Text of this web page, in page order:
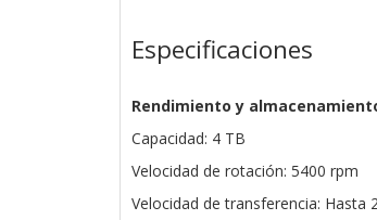
Especificaciones
Rendimiento y
Capacidad: 4 TB
Velocidad de rotación: 5400 rpm
Velocidad de transferencia: Hasta